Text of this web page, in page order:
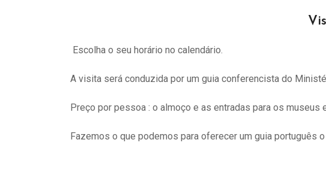
Escolha o seu horário no calendário.
A visita será conduzida por um guia conferencista do
Preço por pessoa : o almoço e as entradas para os museus
Fazemos o que podemos para oferecer um guia português